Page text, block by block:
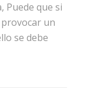
Puede que si
un
se debe